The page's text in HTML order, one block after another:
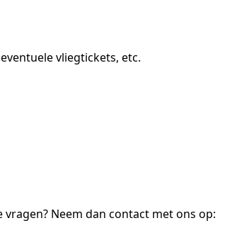
vliegtickets, etc.
Neem dan contact met ons op: